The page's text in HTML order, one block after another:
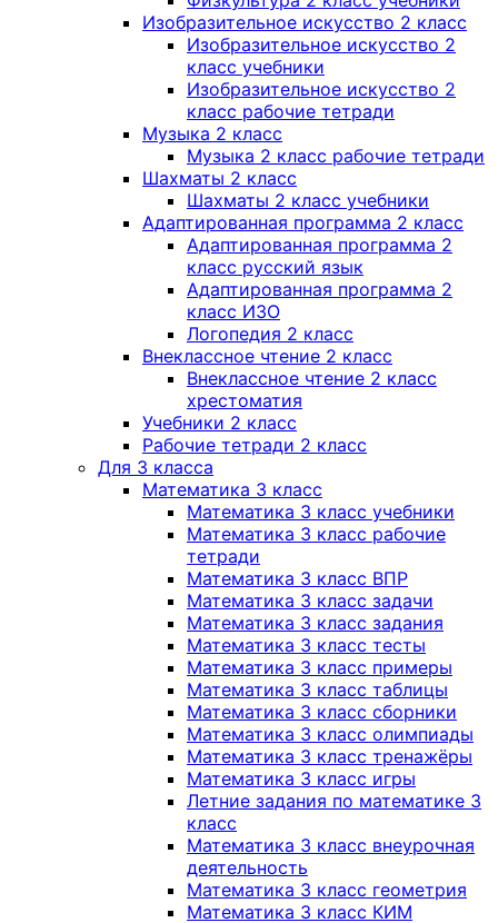
Изобразительное искусство 2 класс
Изобразительное искусство 2
класс учебники
Изобразительное искусство 2
класс рабочие тетради
Музыка 2 класс
Музыка 2 класс рабочие тетради
Шахматы 2 класс
Шахматы 2 класс учебники
Адаптированная программа 2 класс
Адаптированная программа 2
класс русский язык
Адаптированная программа 2
класс ИЗО
Логопедия 2 класс
Внеклассное чтение 2 класс
Внеклассное чтение 2 класс
хрестоматия
Учебники 2 класс
Рабочие тетради 2 класс
Для 3 класса
Математика 3 класс
Математика 3 класс учебники
Математика 3 класс рабочие
тетради
Математика 3 класс ВПР
Математика 3 класс задачи
Математика 3 класс задания
Математика 3 класс тесты
Математика 3 класс примеры
Математика 3 класс таблицы
Математика 3 класс сборники
Математика 3 класс олимпиады
Математика 3 класс тренажёры
Математика 3 класс игры
Летние задания по математике 3
класс
Математика 3 класс внеурочная
деятельность
Математика 3 класс геометрия
Математика 3 класс КИМ